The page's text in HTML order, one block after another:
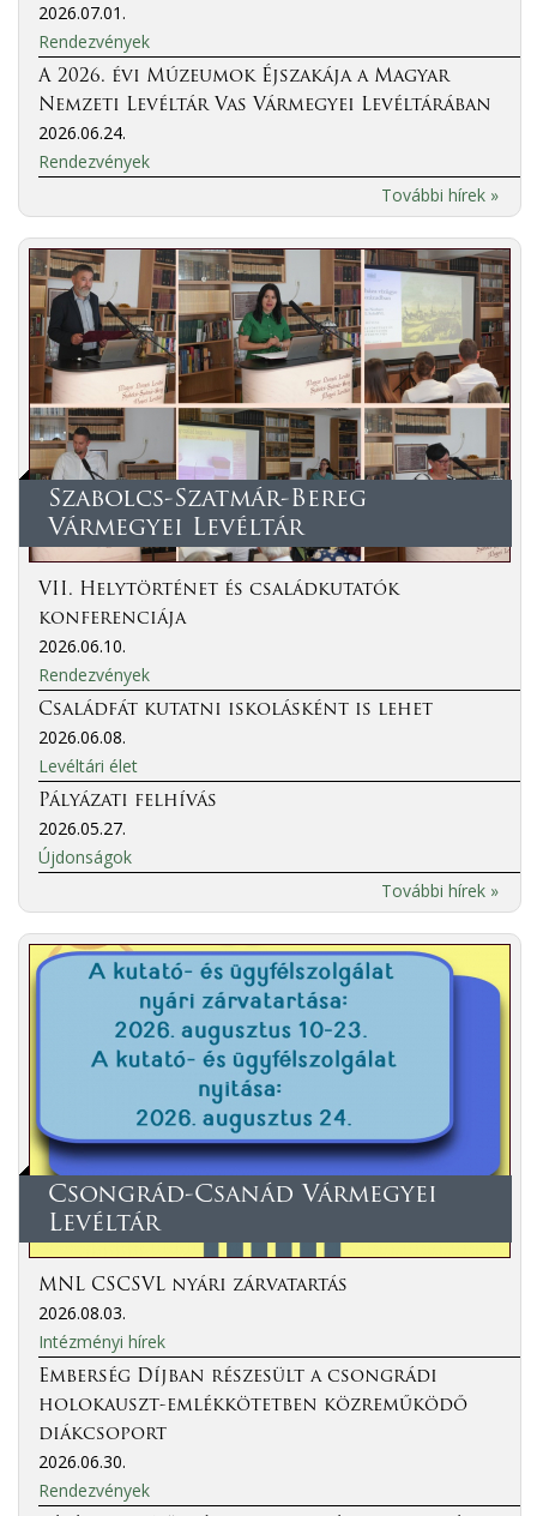
2026.07.01.
Rendezvények
A 2026. évi Múzeumok Éjszakája a Magyar
Nemzeti Levéltár Vas Vármegyei Levéltárában
2026.06.24.
Rendezvények
További hírek »
Szabolcs-Szatmár-Bereg
Vármegyei Levéltár
VII. Helytörténet és családkutatók
konferenciája
2026.06.10.
Rendezvények
Családfát kutatni iskolásként is lehet
2026.06.08.
Levéltári élet
Pályázati felhívás
2026.05.27.
Újdonságok
További hírek »
Csongrád-Csanád Vármegyei
Levéltár
MNL CSCSVL nyári zárvatartás
2026.08.03.
Intézményi hírek
Emberség Díjban részesült a csongrádi
holokauszt-emlékkötetben közreműködő
diákcsoport
2026.06.30.
Rendezvények